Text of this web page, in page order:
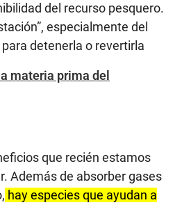
del recurso pesquero.
especialmente del
detenerla o revertirla
materia prima del
que recién estamos
Además de absorber gases
hay especies que ayudan a